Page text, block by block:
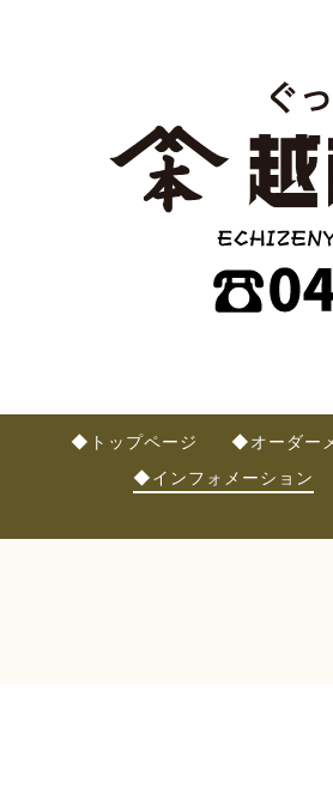
◆トップページ ◆オーダー
◆インフォメーション